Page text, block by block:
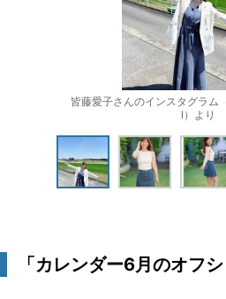
皆藤愛子さんのインスタグラム
l）より
「カレンダー6月のオフシ